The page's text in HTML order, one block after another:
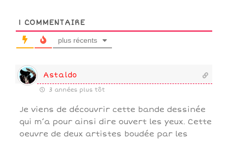
1 COMMENTAIRE
plus récents
Astaldo
3 années plus tôt
Je viens de découvrir cette bande dessinée
qui m’a pour ainsi dire ouvert les yeux. Cette
oeuvre de deux artistes boudée par les